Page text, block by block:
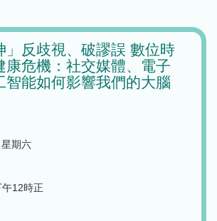
」反歧視、破謬誤 數位時
康危機：社交媒體、電子
智能如何影響我們的大腦
期六
午12時正